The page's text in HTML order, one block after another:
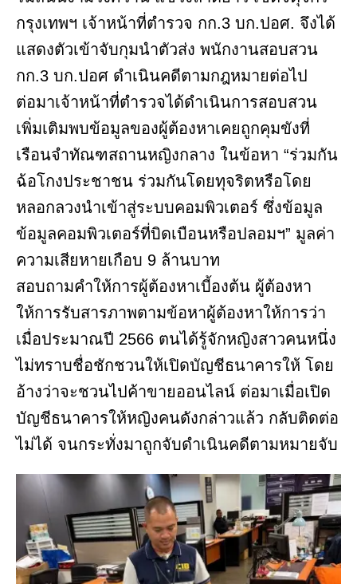
กรุงเทพฯ เจ้าหน้าที่ตำรวจ กก.3 บก.ปอศ. จึงได้
แสดงตัวเข้าจับกุมนำตัวส่ง พนักงานสอบสวน
กก.3 บก.ปอศ ดำเนินคดีตามกฎหมายต่อไป
ต่อมาเจ้าหน้าที่ตำรวจได้ดำเนินการสอบสวน
เพิ่มเติมพบข้อมูลของผู้ต้องหาเคยถูกคุมขังที่
เรือนจำทัณฑสถานหญิงกลาง ในข้อหา “ร่วมกัน
ฉ้อโกงประชาชน ร่วมกันโดยทุจริตหรือโดย
หลอกลวงนำเข้าสู่ระบบคอมพิวเตอร์ ซึ่งข้อมูล
ข้อมูลคอมพิวเตอร์ที่บิดเบือนหรือปลอมฯ” มูลค่า
ความเสียหายเกือบ 9 ล้านบาท
สอบถามคำให้การผู้ต้องหาเบี้องต้น ผู้ต้องหา
ให้การรับสารภาพตามข้อหาผู้ต้องหาให้การว่า
เมื่อประมาณปี 2566 ตนได้รู้จักหญิงสาวคนหนึ่ง
ไม่ทราบชื่อชักชวนให้เปิดบัญชีธนาคารให้ โดย
อ้างว่าจะชวนไปค้าขายออนไลน์ ต่อมาเมื่อเปิด
บัญชีธนาคารให้หญิงคนดังกล่าวแล้ว กลับติดต่อ
ไม่ได้ จนกระทั่งมาถูกจับดำเนินคดีตามหมายจับ